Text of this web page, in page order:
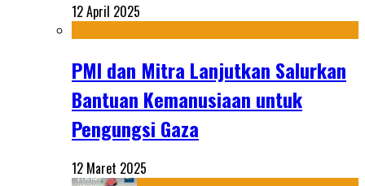
12 April 2025
PMI dan Mitra Lanjutkan Salurkan
Bantuan Kemanusiaan untuk
Pengungsi Gaza
12 Maret 2025